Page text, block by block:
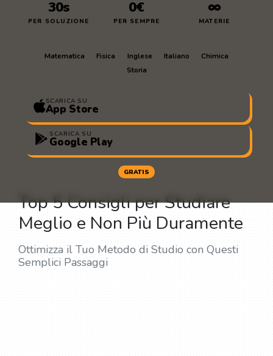
30s
PER SOLUZIONE
0€
PER SEMPRE
∞
MATERIE
Matematica Fisica Inglese Italiano
Chimica
Storia
SCARICA SU
App Store
SCARICA SU
Google Play
GRATIS
Top 5 Consigli per Studiare
Meglio e Non Più Duramente
Ottimizza il Tuo Metodo di Studio con Questi
Semplici Passaggi